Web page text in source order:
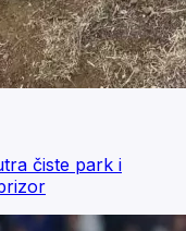
čiste park i